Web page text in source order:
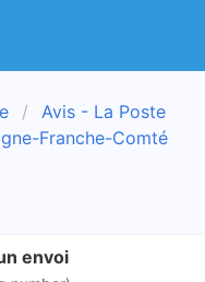
Avis - La Poste
Franche-Comté
envoi